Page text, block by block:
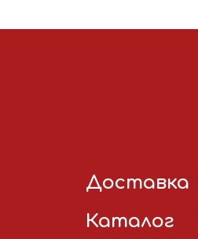
Доставка
Каталог